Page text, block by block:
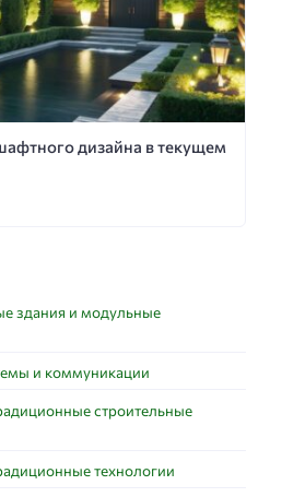
дизайна в текущем
здания и модульные
и коммуникации
строительные
технологии